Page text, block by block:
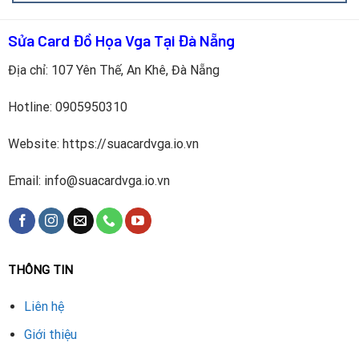
Bước 1: Tiếp nhận card XFX và kiểm tra tình trạng vỏ
ngoài.
card.
Bước 3: Tháo vỏ cũ cẩn thận, tránh tác động đến các linh
Bước 4: Lắp đặt vỏ mới chính xác, chắc chắn, đảm bảo
thẩm mỹ.
khách hàng.
từng dòng XFX.
Sửa Card Đồ Họa Vga Tại Đà Nẵng
Địa chỉ: 107 Yên Thế, An Khê, Đà Nẵng
Hotline: 0905950310
Website: https://suacardvga.io.vn
Email: info@suacardvga.io.vn
THÔNG TIN
Liên hệ
Giới thiệu